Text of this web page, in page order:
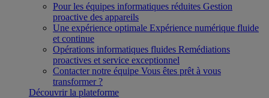
Pour les équipes informatiques réduites Gestion
proactive des appareils
Une expérience optimale Expérience numérique fluide
et continue
Opérations informatiques fluides Remédiations
proactives et service exceptionnel
Contacter notre équipe Vous êtes prêt à vous
transformer ?
Découvrir la plateforme